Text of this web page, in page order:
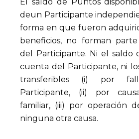
deun Participante
forma en que fueron
beneficios, no forman
del Participante. Ni el saldo
cuenta del Participante, ni
transferibles (i) por
Participante, (ii) por
familiar, (iii) por operación
ninguna otra causa.